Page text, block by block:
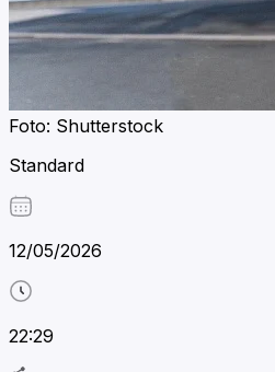
Foto: Shutterstock
Standard
12/05/2026
22:29